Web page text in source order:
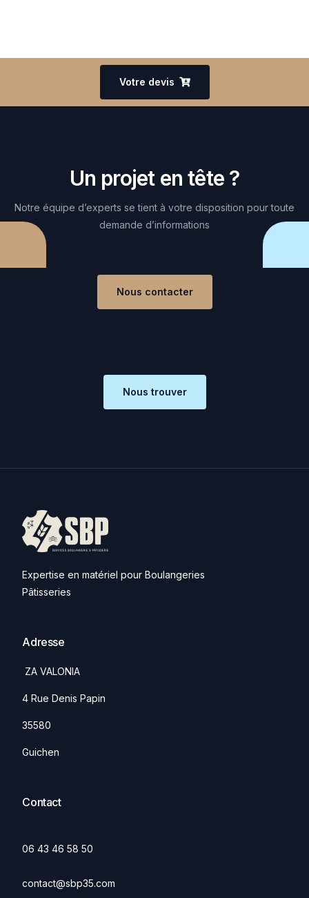
Votre devis
Un projet en tête ?
Notre équipe d’experts se tient à votre disposition pour toute
demande d’informations
Nous contacter
Nous trouver
Expertise en matériel pour Boulangeries
Pâtisseries
Adresse
ZA VALONIA
4 Rue Denis Papin
35580
Guichen
Contact
06 43 46 58 50
contact@sbp35.com